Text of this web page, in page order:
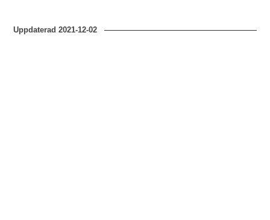
Uppdaterad2021-12-02